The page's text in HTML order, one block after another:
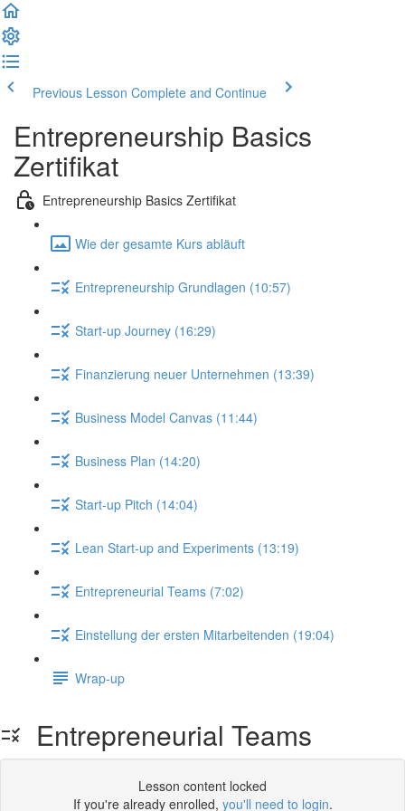
Previous Lesson Complete and Continue
Entrepreneurship Basics
Zertifikat
Entrepreneurship Basics Zertifikat
Wie der gesamte Kurs abläuft
Entrepreneurship Grundlagen (10:57)
Start-up Journey (16:29)
Finanzierung neuer Unternehmen (13:39)
Business Model Canvas (11:44)
Business Plan (14:20)
Start-up Pitch (14:04)
Lean Start-up and Experiments (13:19)
Entrepreneurial Teams (7:02)
Einstellung der ersten Mitarbeitenden (19:04)
Wrap-up
Entrepreneurial Teams
Lesson content locked
If you're already enrolled, you'll need to login.